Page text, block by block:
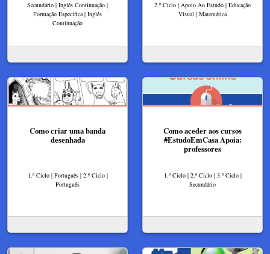
Secundário | Inglês Continuação |
Formação Específica | Inglês
Continuação
2.º Ciclo | Apoio Ao Estudo | Educação
Visual | Matemática
Como criar uma banda
desenhada
1.º Ciclo | Português | 2.º Ciclo |
Português
Como aceder aos cursos
#EstudoEmCasa Apoia:
professores
1.º Ciclo | 2.º Ciclo | 3.º Ciclo |
Secundário